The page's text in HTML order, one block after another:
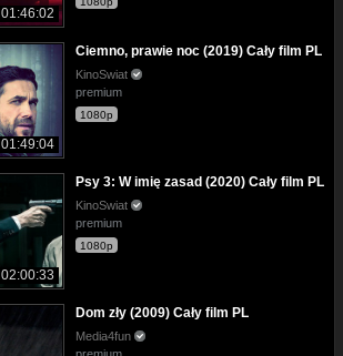
01:46:02
01:49:04
Ciemno, prawie noc (2019) Cały film PL
KinoSwiat
premium
1080p
02:00:33
Psy 3: W imię zasad (2020) Cały film PL
KinoSwiat
premium
1080p
Dom zły (2009) Cały film PL
Media4fun